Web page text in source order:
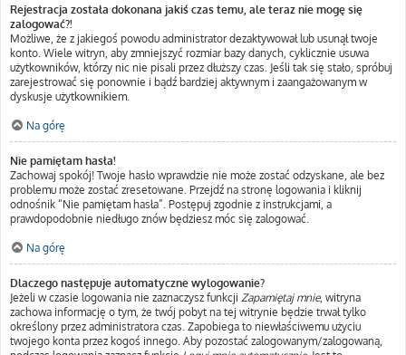
Rejestracja została dokonana jakiś czas temu, ale teraz nie mogę się
zalogować?!
Możliwe, że z jakiegoś powodu administrator dezaktywował lub usunął twoje
konto. Wiele witryn, aby zmniejszyć rozmiar bazy danych, cyklicznie usuwa
użytkowników, którzy nic nie pisali przez dłuższy czas. Jeśli tak się stało, spróbuj
zarejestrować się ponownie i bądź bardziej aktywnym i zaangażowanym w
dyskusje użytkownikiem.
Na górę
Nie pamiętam hasła!
Zachowaj spokój! Twoje hasło wprawdzie nie może zostać odzyskane, ale bez
problemu może zostać zresetowane. Przejdź na stronę logowania i kliknij
odnośnik “Nie pamiętam hasła”. Postępuj zgodnie z instrukcjami, a
prawdopodobnie niedługo znów będziesz móc się zalogować.
Na górę
Dlaczego następuje automatyczne wylogowanie?
Jeżeli w czasie logowania nie zaznaczysz funkcji Zapamiętaj mnie, witryna
zachowa informację o tym, że twój pobyt na tej witrynie będzie trwał tylko
określony przez administratora czas. Zapobiega to niewłaściwemu użyciu
twojego konta przez kogoś innego. Aby pozostać zalogowanym/zalogowaną,